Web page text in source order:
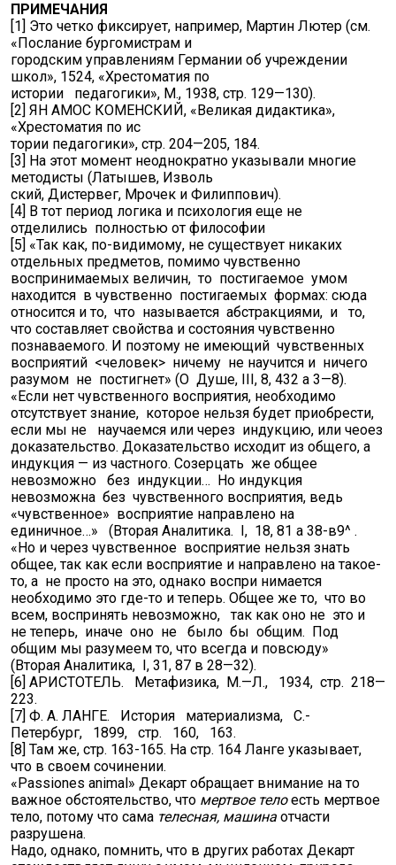
ПРИМЕЧАНИЯ
[1] Это четко фиксирует, например, Мартин Лютер (см.
«Послание бургомистрам и
городским управлениям Германии об учреждении
школ», 1524, «Хрестоматия по
истории педагогики», М., 1938, стр. 129—130).
[2] ЯН АМОС КОМЕНСКИЙ, «Великая дидактика»,
«Хрестоматия по ис
тории педагогики», стр. 204—205, 184.
[3] На этот момент неоднократно указывали многие
методисты (Латышев, Изволь
ский, Дистервег, Мрочек и Филиппович).
[4] В тот период логика и психология еще не
отделились полностью от философии
[5] «Так как, по-видимому, не существует никаких
отдельных предметов, помимо чувственно
воспринимаемых величин, то постигаемое умом
находится в чувственно постигаемых формах: сюда
относится и то, что называется абстракциями, и то,
что составляет свойства и состояния чувственно
познаваемого. И поэтому не имеющий чувственных
восприятий <человек> ничему не научится и ничего
разумом не постигнет» (О Душе, III, 8, 432 а 3—8).
«Если нет чувственного восприятия, необходимо
отсутствует знание, которое нельзя будет приобрести,
если мы не научаемся или через индукцию, или чеоез
доказательство. Доказательство исходит из общего, а
индукция — из частного. Созерцать же общее
невозможно без индукции… Но индукция
невозможна без чувственного восприятия, ведь
«чувственное» восприятие направлено на
единичное…» (Вторая Аналитика. I, 18, 81 а 38-в9^ .
«Но и через чувственное восприятие нельзя знать
общее, так как если восприятие и направлено на такое-
то, а не просто на это, однако воспри нимается
необходимо это где-то и теперь. Общее же то, что во
всем, воспринять невозможно, так как оно не это и
не теперь, иначе оно не было бы общим. Под
общим мы разумеем то, что всегда и повсюду»
(Вторая Аналитика, I, 31, 87 в 28—32).
[6] АРИСТОТЕЛЬ. Метафизика, М.—Л., 1934, стр. 218—
223.
[7] Ф. А. ЛАНГЕ. История материализма, С.-
Петербург, 1899, стр. 160, 163.
[8] Там же, стр. 163-165. На стр. 164 Ланге указывает,
что в своем сочинении.
«Passiones animal» Декарт обращает внимание на то
важное обстоятельство, что мертвое тело есть мертвое
тело, потому что сама телесная, машина отчасти
разрушена.
Надо, однако, помнить, что в других работах Декарт